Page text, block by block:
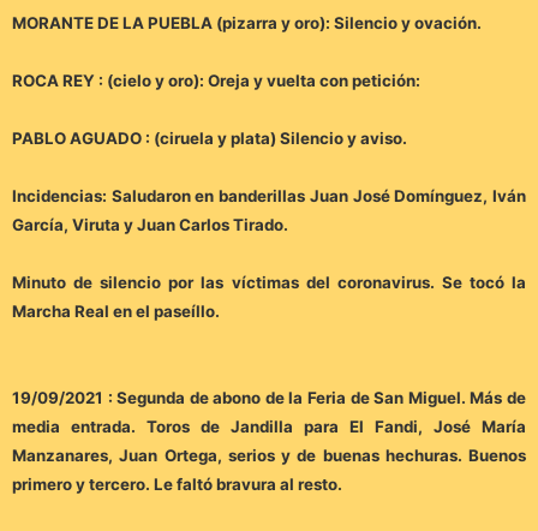
MORANTE DE LA PUEBLA (pizarra y oro): Silencio y ovación.
ROCA REY : (cielo y oro): Oreja y vuelta con petición:
PABLO AGUADO : (ciruela y plata) Silencio y aviso.
Incidencias: Saludaron en banderillas Juan José Domínguez, Iván
García, Viruta y Juan Carlos Tirado.
Minuto de silencio por las víctimas del coronavirus. Se tocó la
Marcha Real en el paseíllo.
19/09/2021 : Segunda de abono de la Feria de San Miguel. Más de
media entrada. Toros de Jandilla para El Fandi, José María
Manzanares, Juan Ortega, serios y de buenas hechuras. Buenos
primero y tercero. Le faltó bravura al resto.